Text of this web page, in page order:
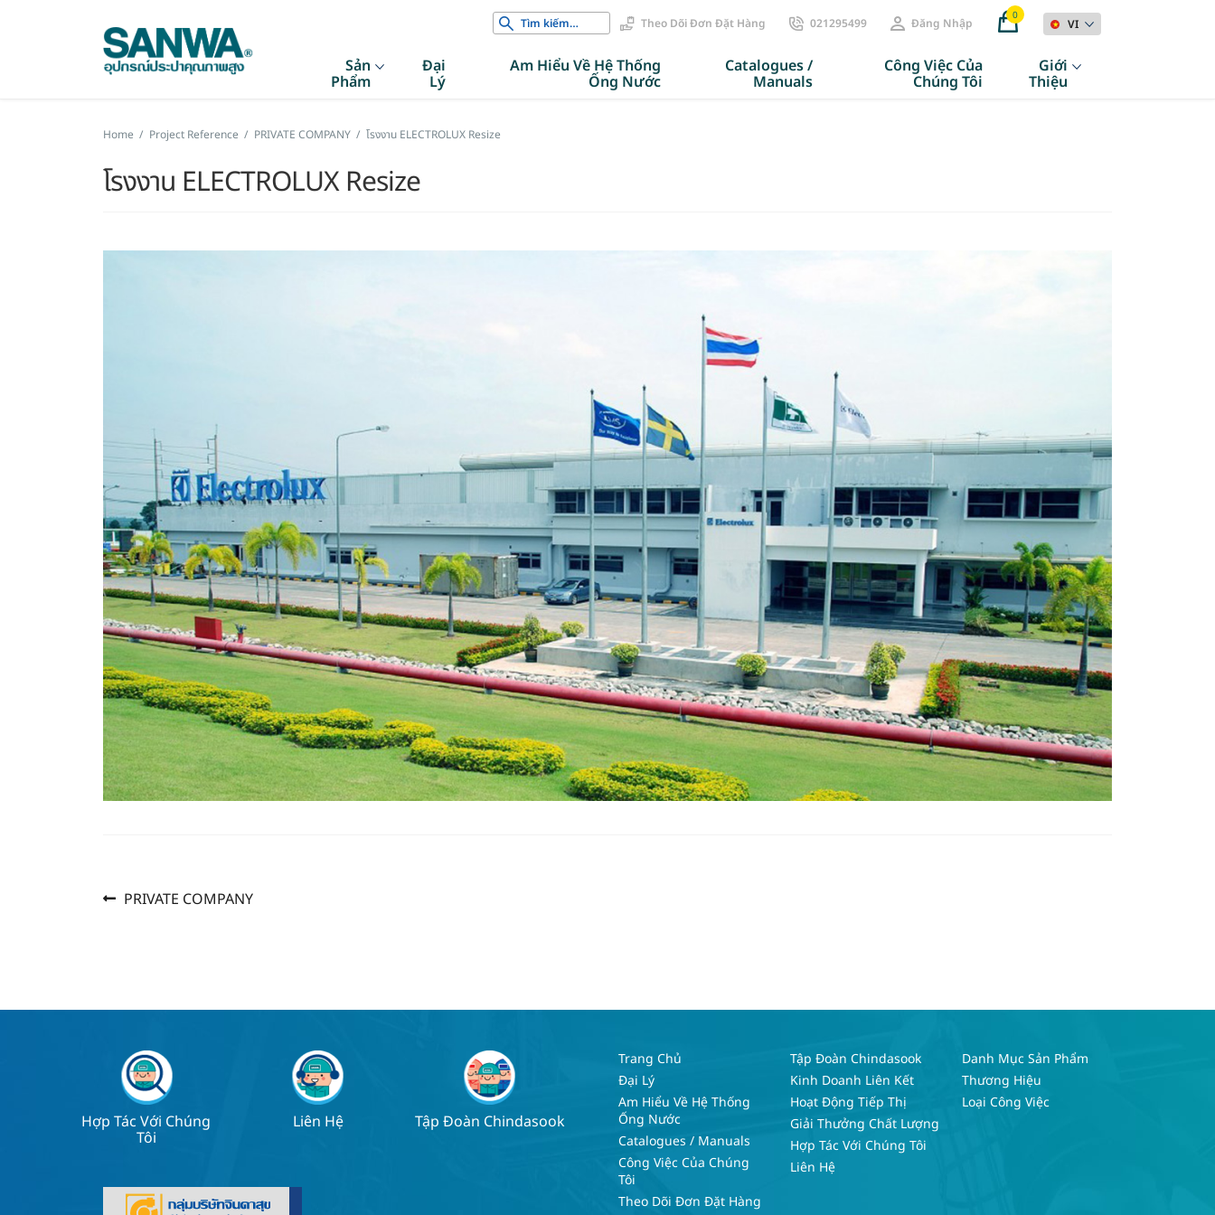
Search
for:
Theo Dõi Đơn Đặt Hàng 021295499 Đăng Nhập 0
VI
Sản
Phẩm
Đại
Lý
Am Hiểu Về Hệ Thống
Ống Nước
Catalogues /
Manuals
Công Việc Của
Chúng Tôi
Giới
Thiệu
Home / Project Reference / PRIVATE COMPANY / โรงงาน ELECTROLUX Resize
โรงงาน ELECTROLUX Resize
PostPrevious
PRIVATE COMPANY
Hợp Tác Với Chúng
Tôi
Liên Hệ Tập Đoàn Chindasook
Trang Chủ
Đại Lý
Am Hiểu Về Hệ Thống
Ống Nước
Catalogues / Manuals
Công Việc Của Chúng
Tôi
Theo Dõi Đơn Đặt Hàng
Tập Đoàn Chindasook
Kinh Doanh Liên Kết
Hoạt Động Tiếp Thị
Giải Thưởng Chất Lượng
Hợp Tác Với Chúng Tôi
Liên Hệ
Danh Mục Sản Phẩm
Thương Hiệu
Loại Công Việc